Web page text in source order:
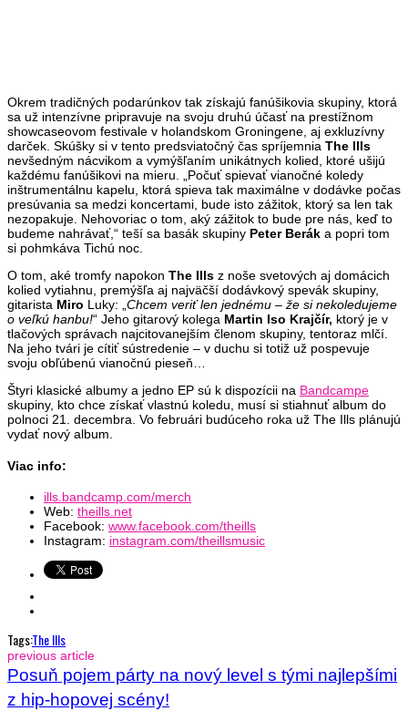
Okrem tradičných podarúnkov tak získajú fanúšikovia skupiny, ktorá
sa už intenzívne pripravuje na svoju druhú účasť na prestížnom
showcaseovom festivale v holandskom Groningene, aj exkluzívny
darček. Skúšky si v tento predsviatočný čas spríjemnia The Ills
nevšedným nácvikom a vymýšľaním unikátnych kolied, ktoré ušijú
každému fanúšikovi na mieru. „Počuť spievať vianočné koledy
inštrumentálnu kapelu, ktorá spieva tak maximálne v dodávke počas
presúvania sa medzi koncertami, bude isto zážitok, ktorý sa len tak
nezopakuje. Nehovoriac o tom, aký zážitok to bude pre nás, keď to
budeme nahrávať,“ teší sa basák skupiny Peter Berák a popri tom
si pohmkáva Tichú noc.
O tom, aké tromfy napokon The Ills z noše svetových aj domácich
kolied vytiahnu, premýšľa aj najväčší dodávkový spevák skupiny,
gitarista Miro Luky: „ Chcem veriť len jednému – že si nekoledujeme
o veľkú hanbu!“ Jeho gitarový kolega Martin Iso Krajčír, ktorý je v
tlačových správach najcitovanejším členom skupiny, tentoraz mlčí.
Na jeho tvári je cítiť sústredenie – v duchu si totiž už pospevuje
svoju obľúbenú vianočnú pieseň…
Štyri klasické albumy a jedno EP sú k dispozícii na Bandcampe
skupiny, kto chce získať vlastnú koledu, musí si stiahnuť album do
polnoci 21. decembra. Vo februári budúceho roka už The Ills plánujú
vydať nový album.
Viac info:
ills.bandcamp.com/merch
Web: theills.net
Facebook: www.facebook.com/theills
Instagram: instagram.com/theillsmusic
Tags:The Ills
previous article
Posuň pojem párty na nový level s tými najlepšími
z hip-hopovej scény!